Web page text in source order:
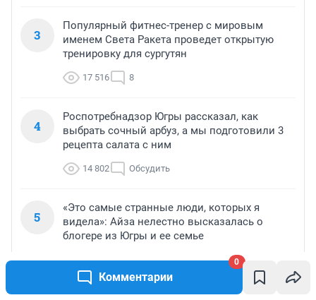
Комментарии
0
3
Популярный фитнес-тренер с мировым
именем Света Ракета проведет открытую
тренировку для сургутян
17 516 8
4
Роспотребнадзор Югры рассказал, как
выбрать сочный арбуз, а мы подготовили 3
рецепта салата с ним
14 802 Обсудить
5
«Это самые странные люди, которых я
видела»: Айза нелестно высказалась о
блогере из Югры и ее семье
14 664 1